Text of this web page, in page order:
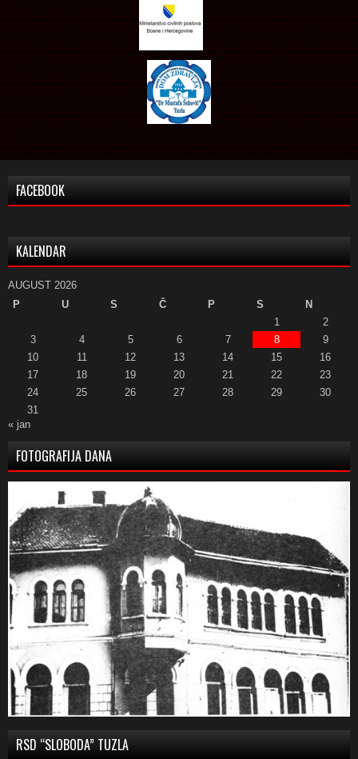
FACEBOOK
KALENDAR
AUGUST 2026
P
U S Č P S
N
1
2
3
4 5 6 7 8
9
10
11 12 13 14 15
16
17
18 19 20 21 22
23
24
25 26 27 28 29
30
31
« jan
FOTOGRAFIJA DANA
RSD “SLOBODA” TUZLA